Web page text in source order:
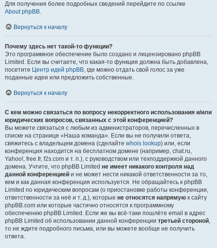
Для получения более подробных сведений перейдите по ссылке
About phpBB.
Вернуться к началу
Почему здесь нет такой-то функции?
Это программное обеспечение было создано и лицензировано phpBB
Limited. Если вы считаете, что какая-то функция должна быть добавлена,
посетите Центр идей phpBB, где можно отдать свой голос за уже
поданные идеи или предложить собственные.
Вернуться к началу
С кем можно связаться по вопросу некорректного использования и/или
юридических вопросов, связанных с этой конференцией?
Вы можете связаться с любым из администраторов, перечисленных в
списке на странице «Наша команда». Если вы не получили ответа,
свяжитесь с владельцем домена (сделайте whois lookup) или, если
конференция находится на бесплатном домене (например, chat.ru,
Yahoo!, free.fr, f2s.com и т. п.), с руководством или техподдержкой данного
домена. Учтите, что phpBB Limited не имеет никакого контроля над
данной конференцией и не может нести никакой ответственности за то,
кем и как данная конференция используется. Не обращайтесь к phpBB
Limited по юридическим вопросам (о приостановке работы конференции,
ответственности за неё и т. д.), которые не относятся напрямую к сайту
phpBB.com или которые частично относятся к программному
обеспечению phpBB Limited. Если же вы всё-таки пошлёте email в адрес
phpBB Limited об использовании данной конференции третьей стороной,
то не ждите подробного письма, или вы можете вообще не получить
ответа.